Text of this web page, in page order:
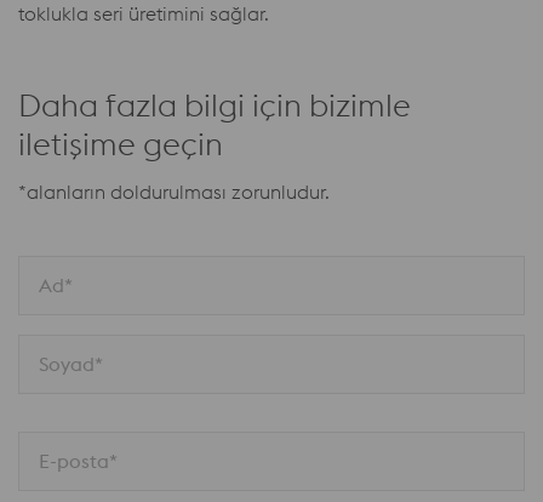
toklukla seri üretimini sağlar.
Daha fazla bilgi için bizimle
iletişime geçin
*alanların doldurulması zorunludur.
Ad*
Soyad*
E-posta*